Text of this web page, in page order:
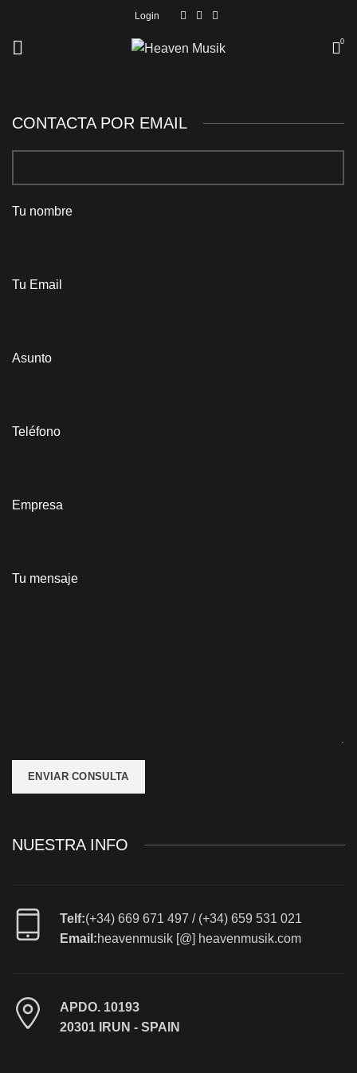
Login
0
CONTACTA POR EMAIL
Tu nombre
Tu Email
Asunto
Teléfono
Empresa
Tu mensaje
NUESTRA INFO
Telf:(+34) 669 671 497 / (+34) 659 531 021
Email:heavenmusik [@] heavenmusik.com
APDO. 10193
20301 IRUN - SPAIN